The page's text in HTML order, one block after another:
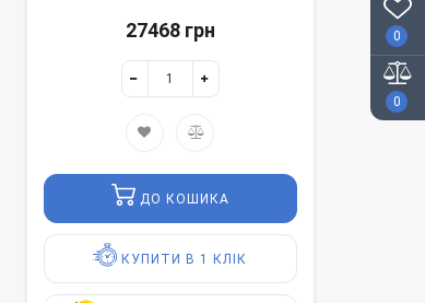
0
0
27468 грн
ДО КОШИКА
КУПИТИ В 1 КЛІК